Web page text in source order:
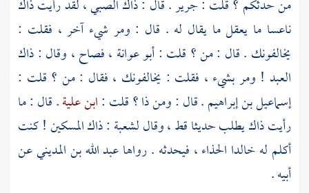
من حدثكم ؟ قلت :جرير. قال : ذاك الصبي ، لقد رأيت ذاك
ناعسا ما يعقل ما يقال له . قال : ومر شيء آخر ، فقلت :
يخالفونك . قال : من ؟ قلت :أبو عوانة ، فصاح ، وقال : ذاك
العبد ! ومر بشيء ، فقلت : يخالفونك ، فقال : من ؟ قلت :
إسماعيل بن إبراهيم. قال : ومن ذا ؟ قلت :ابن علية. قال : ما
رأيت ذاك يطلب حديثا قط ، وقاللشعبة : ذاك المسكين ! كنت
أكلم له خالدا الحذاء ، فيحدثه . رواهاعبد الله بن المدينيعن
أبيه .